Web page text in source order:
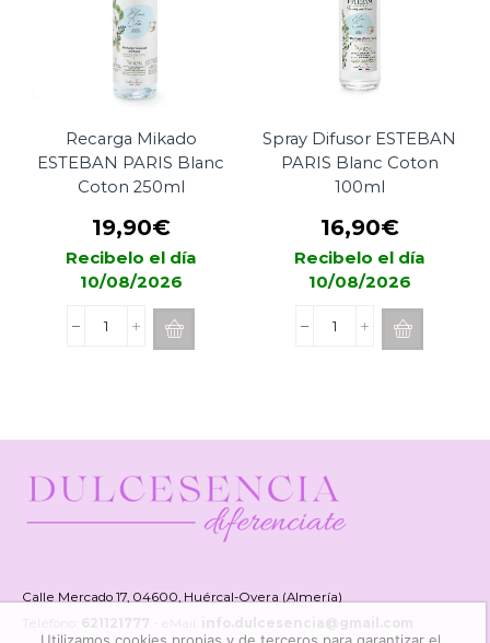
Recarga Mikado
ESTEBAN PARIS Blanc
Coton 250ml
19,90€
Recibelo el día
10/08/2026
Recarga
Mikado
Coton
cantidad
Spray Difusor ESTEBAN
PARIS Blanc Coton
100ml
16,90€
Recibelo el día
10/08/2026
Spray
Difusor
Coton
Calle Mercado 17, 04600, Huércal-Overa (Almería)
Teléfono: 621121777 info.dulcesencia@gmail.com